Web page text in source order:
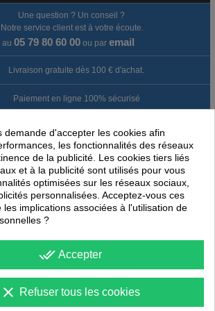
Une question ? Un conseil ?
Notre service client est à votre écoute.
au 05 79 80 60 00ou par email
Livraison gratuite dès 100 € d'achat.
Paiement en ligne 100% sécurisé
Satisfait ou remboursé jusqu'à 60 jours
QUE CES ARTICLES
VOUS INTÉRESSER
-40% PROMOTION
-45
demande d'accepter les cookies afin
les fonctionnalités des réseaux
de la publicité. Les cookies tiers liés
et à la publicité sont utilisés pour vous
optimisées sur les réseaux sociaux,
personnalisées. Acceptez-vous ces
les implications associées à l'utilisation de
?
done_all Accepter
clear Refuser tous les cookies